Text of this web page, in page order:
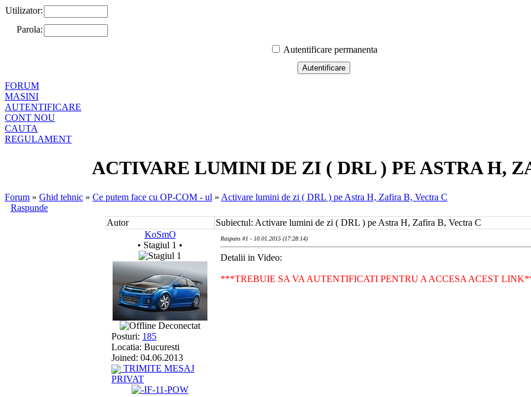
Utilizator:
Parola:
Autentificare permanenta
FORUM
MASINI
AUTENTIFICARE
CONT NOU
CAUTA
REGULAMENT
ACTIVARE LUMINI DE ZI ( DRL ) PE ASTRA H,
Forum » Ghid tehnic » Ce putem face cu OP-COM - ul » Activare lumini de zi ( DRL ) pe Astra H, Zafira B, Vectra C
Raspunde
Autor
Subiectul: Activare lumini de zi ( DRL ) pe Astra H, Zafira B, Vectra C
KoSmO
• Stagiul 1 •
Deconectat
Posturi: 185
Locatia: Bucuresti
Joined: 04.06.2013
TRIMITE MESAJ
PRIVAT
Raspuns #1 - 10.01.2015 (17:28:14)
Detalii in Video:
***TREBUIE SA VA AUTENTIFICATI PENTRU A ACCESA ACEST